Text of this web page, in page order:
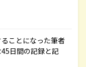
ことになった筆者
日間の記録と記